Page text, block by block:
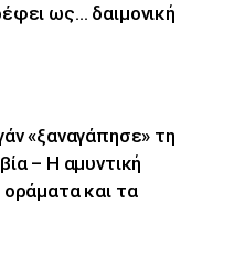
ως… δαιμονική
«ξαναγάπησε» τη
– Η αμυντική
και τα